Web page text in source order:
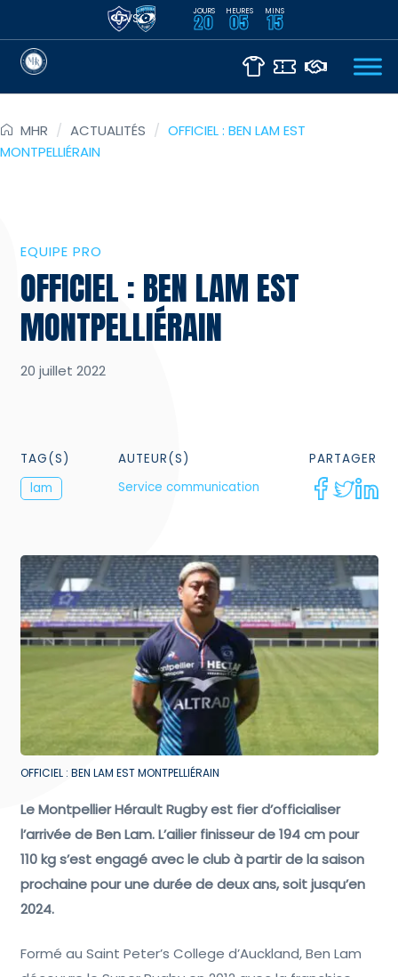
VS JOURS
20 HEURES
05 MINS
15
MHR / ACTUALITÉS / OFFICIEL : BEN LAM EST
MONTPELLIÉRAIN
EQUIPE PRO
OFFICIEL : BEN LAM EST
MONTPELLIÉRAIN
20 juillet 2022
TAG(S)
lam
AUTEUR(S)
Service communication
PARTAGER
OFFICIEL : BEN LAM EST MONTPELLIÉRAIN
Le Montpellier Hérault Rugby est fier d’officialiser
l’arrivée de Ben Lam. L’ailier finisseur de 194 cm pour
110 kg s’est engagé avec le club à partir de la saison
prochaine pour une durée de deux ans, soit jusqu’en
2024.
Formé au Saint Peter’s College d’Auckland, Ben Lam